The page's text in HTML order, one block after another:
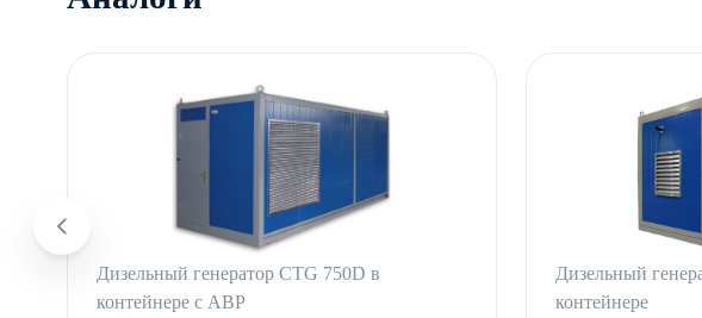
Дизельный генератор CTG 750D в
контейнере с АВР
Дизельный
контейнере